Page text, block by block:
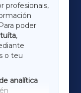
profesionais,
poder
,
o teu
analítica